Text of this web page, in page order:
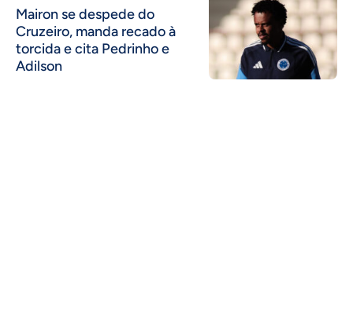
Mairon se despede do
Cruzeiro, manda recado à
torcida e cita Pedrinho e
Adilson